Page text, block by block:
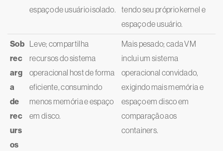
espaço de usuário isolado.
tendo seu próprio kernel e
espaço de usuário.
Sob
rec
arg
a
de
rec
urs
os
Leve; compartilha
recursos do sistema
operacional host de forma
eficiente, consumindo
menos memória e espaço
em disco.
Mais pesado; cada VM
inclui um sistema
operacional convidado,
exigindo mais memória e
espaço em disco em
comparação aos
containers.